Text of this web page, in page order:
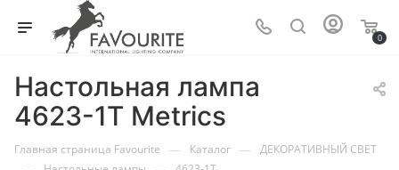
0
Настольная лампа
4623-1T Metrics
Главная страница Favourite — Каталог — ДЕКОРАТИВНЫЙ СВЕТ